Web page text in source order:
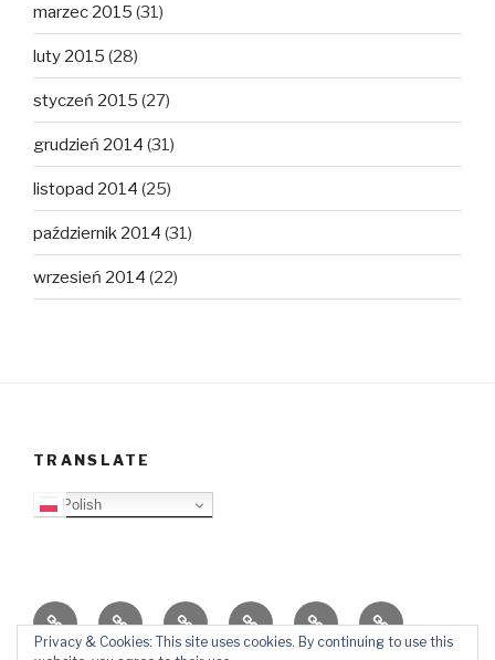
marzec 2015 (31)
luty 2015 (28)
styczeń 2015 (27)
grudzień 2014 (31)
listopad 2014 (25)
październik 2014 (31)
wrzesień 2014 (22)
TRANSLATE
Polish
O
blogu
Top
Lista
Ewangelizacja
Father
Daniel
Video
Blog
PB
Privacy & Cookies: This site uses cookies. By continuing to use this